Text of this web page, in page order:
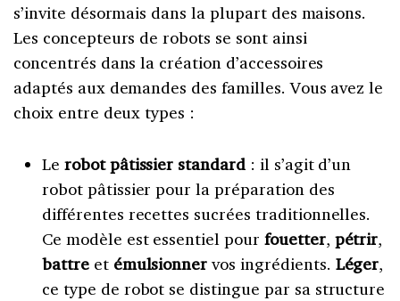
s’invite désormais dans la plupart des maisons.
Les concepteurs de robots se sont ainsi
concentrés dans la création d’accessoires
adaptés aux demandes des familles. Vous avez le
choix entre deux types :
Le robot pâtissier standard: il s’agit d’un
robot pâtissier pour la préparation des
différentes recettes sucrées traditionnelles.
Ce modèle est essentiel pour fouetter, pétrir,
battreet émulsionner vos ingrédients. Léger,
ce type de robot se distingue par sa structure